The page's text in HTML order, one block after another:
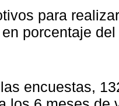
para
porcentaje
encuestas,